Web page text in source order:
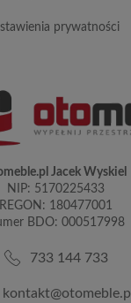
ustawienia prywatności
Jacek Wyskiel
NIP: 5170225433
REGON: 180477001
BDO: 000517998
733 144 733
kontakt@otomeble.pl